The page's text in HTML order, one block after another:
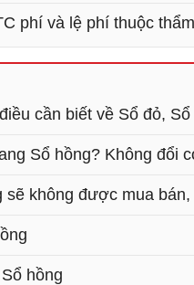
phí và lệ phí thuộc
cần biết về Sổ đỏ,
Sổ hồng? Không đổi
sẽ không được mua
hồng